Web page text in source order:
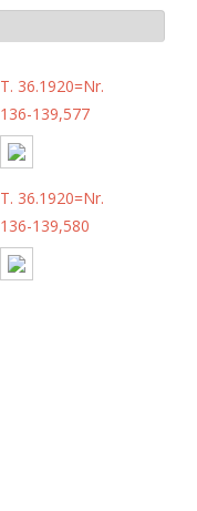
T. 36.1920=Nr.
136-139,577
T. 36.1920=Nr.
136-139,580